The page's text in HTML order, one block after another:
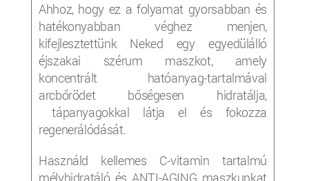
Ahhoz, hogy ez a folyamat gyorsabban és
hatékonyabban véghez menjen,
kifejlesztettünk Neked egy egyedülálló
éjszakai szérum maszkot, amely
koncentrált hatóanyag-tartalmával
arcbőrödet bőségesen hidratálja,
tápanyagokkal látja el és fokozza
regenerálódását.
Használd kellemes C-vitamin tartalmú
mélyhidratáló és ANTI-AGING maszkunkat